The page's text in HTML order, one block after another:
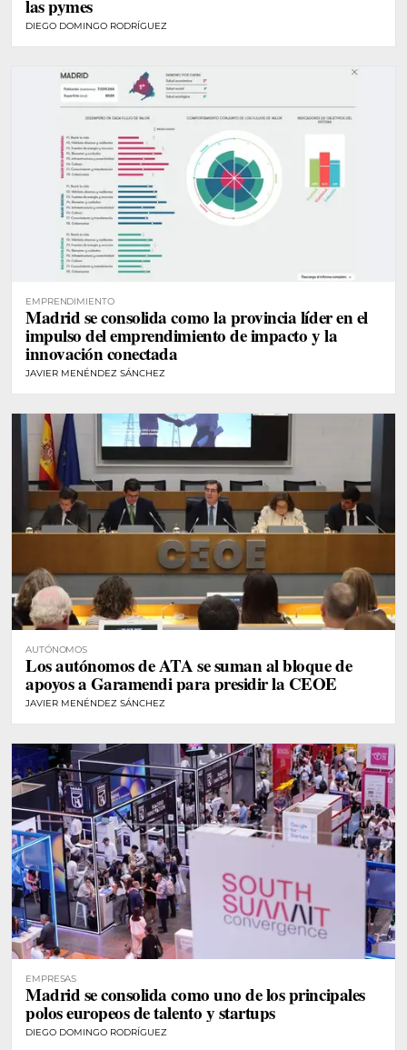
las pymes
DIEGO DOMINGO RODRÍGUEZ
EMPRENDIMIENTO
Madrid se consolida como la provincia líder en el
impulso del emprendimiento de impacto y la
innovación conectada
JAVIER MENÉNDEZ SÁNCHEZ
AUTÓNOMOS
Los autónomos de ATA se suman al bloque de
apoyos a Garamendi para presidir la CEOE
JAVIER MENÉNDEZ SÁNCHEZ
EMPRESAS
Madrid se consolida como uno de los principales
polos europeos de talento y startups
DIEGO DOMINGO RODRÍGUEZ